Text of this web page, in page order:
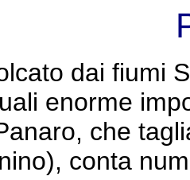
dai fiumi
enorme
che
conta